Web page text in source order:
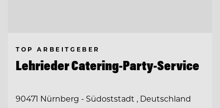
TOP ARBEITGEBER
Lehrieder Catering-Party-Service
90471 Nürnberg - Südoststadt , Deutschland